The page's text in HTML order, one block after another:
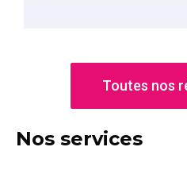
Toutes nos
Nos services